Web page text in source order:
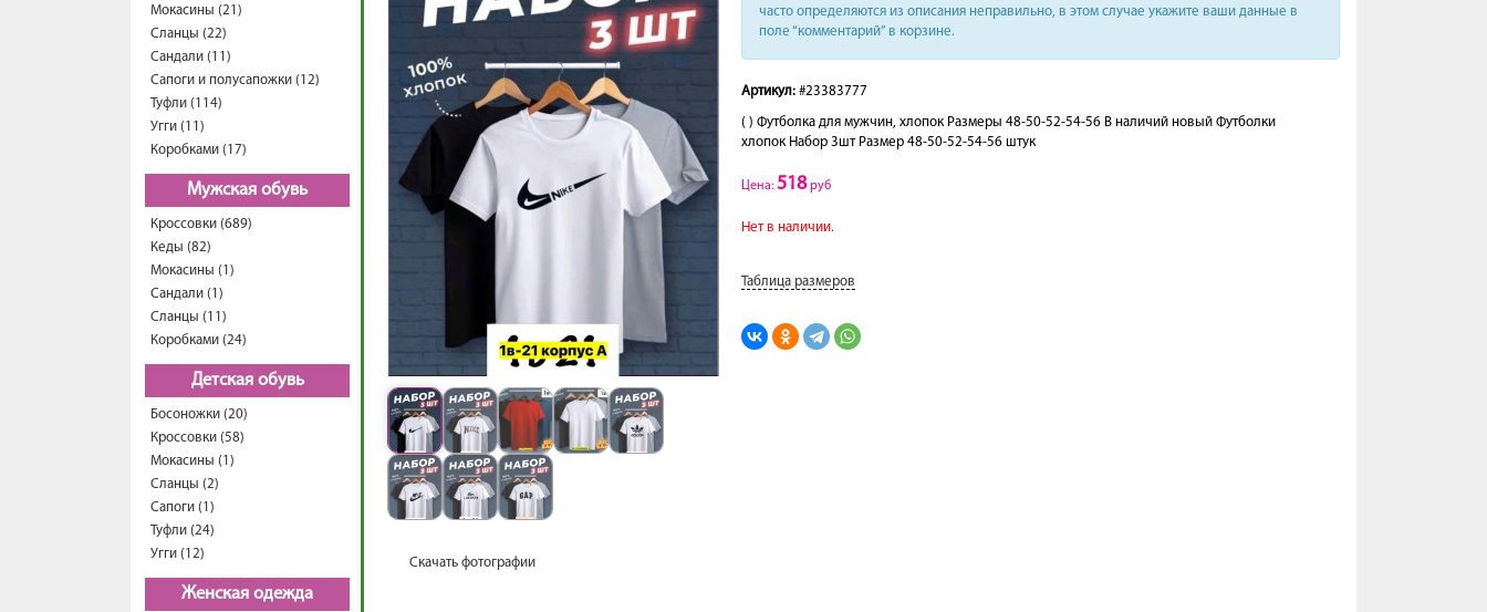
Мокасины (21)
Сланцы (22)
Сандали (11)
Сапоги и полусапожки (12)
Туфли (114)
Угги (11)
Коробками (17)
Мужская обувь
Кроссовки (689)
Кеды (82)
Мокасины (1)
Сандали (1)
Сланцы (11)
Коробками (24)
Детская обувь
Босоножки (20)
Кроссовки (58)
Мокасины (1)
Сланцы (2)
Сапоги (1)
Туфли (24)
Угги (12)
Женская одежда
Скачать фотографии
часто определяются из описания неправильно, в этом случае укажите ваши данные в
поле “комментарий” в корзине.
Артикул: #23383777
( ) Футболка для мужчин, хлопок Размеры 48-50-52-54-56 В наличий новый Футболки
хлопок Набор 3шт Размер 48-50-52-54-56 штук
Цена: 518руб
Нет в наличии.
Таблица размеров